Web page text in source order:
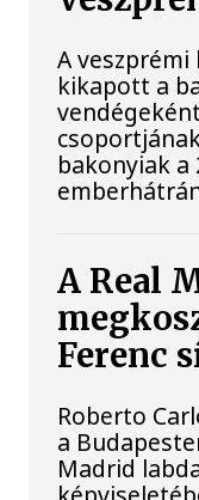
A
kikapott a
bakonyiak a
A Real
Ferenc
Roberto
a
Madrid